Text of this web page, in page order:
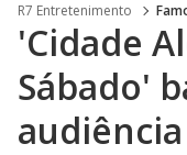
R7 Entretenimento
'Cidade
Sábado'